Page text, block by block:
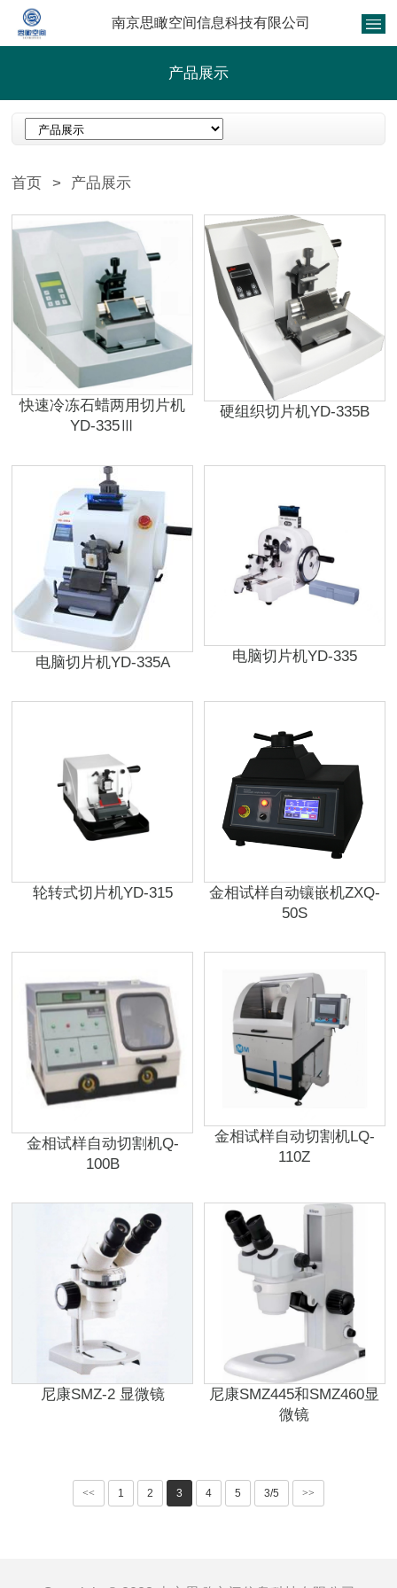
南京思瞰空间信息科技有限公司
产品展示
首页 > 产品展示
快速冷冻石蜡两用切片机
YD-335Ⅲ
硬组织切片机YD-335B
电脑切片机YD-335A 电脑切片机YD-335
轮转式切片机YD-315
金相试样自动镶嵌机ZXQ-
50S
金相试样自动切割机Q-
100B
金相试样自动切割机LQ-
110Z
尼康SMZ-2 显微镜
尼康SMZ445和SMZ460显
微镜
<< 1 2 3 4 5 3/5 >>